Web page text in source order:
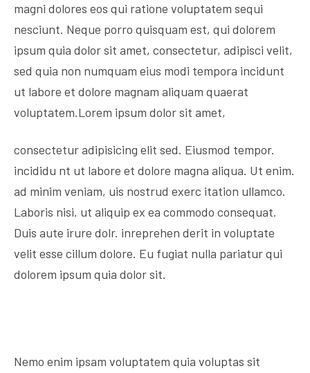
magni dolores eos qui ratione voluptatem sequi
nesciunt. Neque porro quisquam est, qui dolorem
ipsum quia dolor sit amet, consectetur, adipisci velit,
sed quia non numquam eius modi tempora incidunt
ut labore et dolore magnam aliquam quaerat
voluptatem.Lorem ipsum dolor sit amet,
consectetur adipisicing elit sed. Eiusmod tempor.
incididu nt ut labore et dolore magna aliqua. Ut enim.
ad minim veniam, uis nostrud exerc itation ullamco.
Laboris nisi. ut aliquip ex ea commodo consequat.
Duis aute irure dolr. inreprehen derit in voluptate
velit esse cillum dolore. Eu fugiat nulla pariatur qui
dolorem ipsum quia dolor sit.
Nemo enim ipsam voluptatem quia voluptas sit